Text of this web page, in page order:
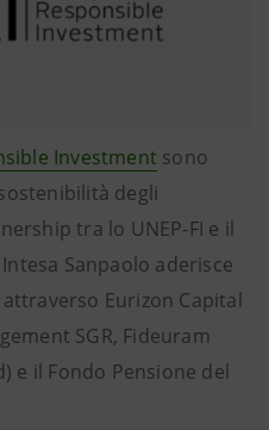
Investment sono
degli
tra lo UNEP-FI e il
Sanpaolo aderisce
Eurizon Capital
SGR, Fideuram
e il Fondo Pensione del